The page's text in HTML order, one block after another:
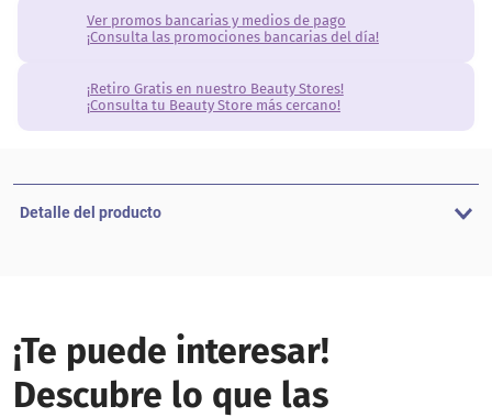
Ver promos bancarias y medios de pago
¡Consulta las promociones bancarias del día!
¡Retiro Gratis en nuestro Beauty Stores!
¡Consulta tu Beauty Store más cercano!
Detalle del producto
¡Te puede interesar!
Descubre lo que las